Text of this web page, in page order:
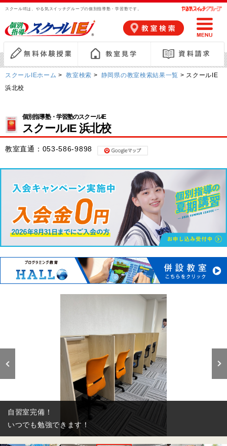
スクールIEは、やる気スイッチグループの個別指導塾・学習塾です。
スクールIEホーム > 教室検索 > 静岡県の教室検索結果一覧 > スクールIE
浜北校
個別指導塾・学習塾のスクールIE
スクールIE 浜北校
教室直通： 053-586-9898
自習室完備！
いつでも勉強できます！